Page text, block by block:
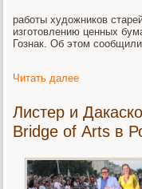
работы художников
изготовлению ценных
Гознак. Об этом
Читать далее
Листер и
Bridge of Аrts в